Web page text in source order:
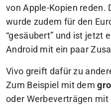
von Apple-Kopien reden.
wurde zudem für den
“gesäubert” und ist jetzt
Android mit ein paar
Vivo greift dafür zu
Zum Beispiel mit dem
oder Werbeverträgen mit